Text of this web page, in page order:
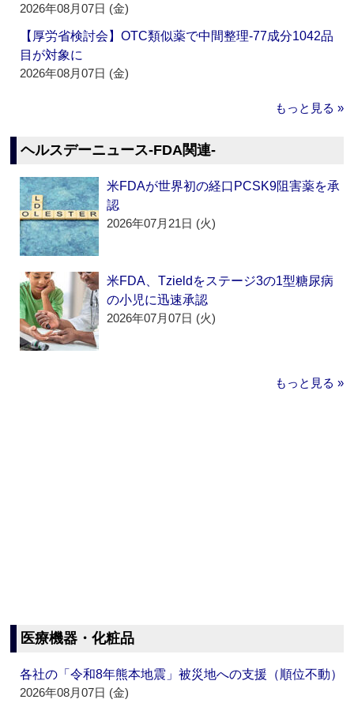
2026年08月07日 (金)
【厚労省検討会】OTC類似薬で中間整理‐77成分1042品
目が対象に
2026年08月07日 (金)
もっと見る »
ヘルスデーニュース‐FDA関連‐
米FDAが世界初の経口PCSK9阻害薬を承
認
2026年07月21日 (火)
米FDA、Tzieldをステージ3の1型糖尿病
の小児に迅速承認
2026年07月07日 (火)
もっと見る »
医療機器・化粧品
各社の「令和8年熊本地震」被災地への支援（順位不動）
2026年08月07日 (金)